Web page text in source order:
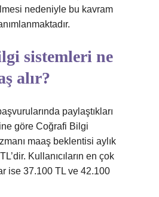
nedeniyle bu kavram
sistemleri ne
alır?
paylaştıkları
göre Coğrafi Bilgi
maaş beklentisi aylık
Kullanıcıların en çok
ise 37.100 TL ve 42.100